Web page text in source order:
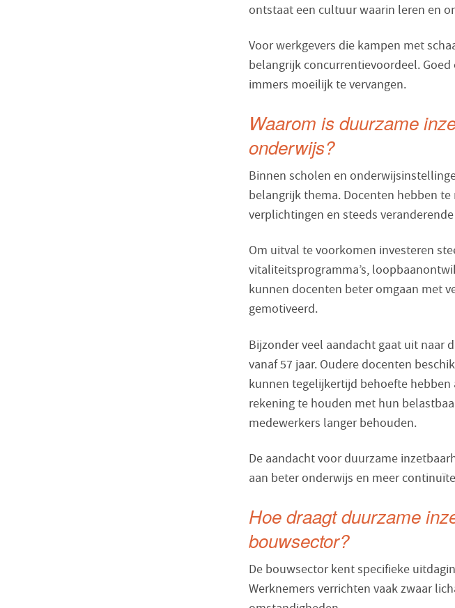
ontstaat een cultuur waarin leren en
Voor werkgevers die kampen met
belangrijk concurrentievoordeel.
immers moeilijk te vervangen.
Waarom is duurzame
onderwijs?
Binnen scholen en
belangrijk thema. Docenten hebben
verplichtingen en steeds
Om uitval te voorkomen investeren
vitaliteitsprogramma’s,
kunnen docenten beter omgaan met
gemotiveerd.
Bijzonder veel aandacht gaat uit naar
vanaf 57 jaar. Oudere docenten
kunnen tegelijkertijd behoefte
rekening te houden met hun
medewerkers langer behouden.
De aandacht voor duurzame
aan beter onderwijs en meer
Hoe draagt duurzame
bouwsector?
De bouwsector kent specifieke
Werknemers verrichten vaak zwaar